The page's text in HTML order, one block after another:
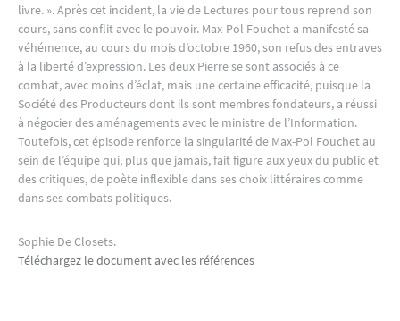
livre. ». Après cet incident, la vie de Lectures pour tous reprend son
cours, sans conflit avec le pouvoir. Max-Pol Fouchet a manifesté sa
véhémence, au cours du mois d’octobre 1960, son refus des entraves
à la liberté d’expression. Les deux Pierre se sont associés à ce
combat, avec moins d’éclat, mais une certaine efficacité, puisque la
Société des Producteurs dont ils sont membres fondateurs, a réussi
à négocier des aménagements avec le ministre de l’Information.
Toutefois, cet épisode renforce la singularité de Max-Pol Fouchet au
sein de l’équipe qui, plus que jamais, fait figure aux yeux du public et
des critiques, de poète inflexible dans ses choix littéraires comme
dans ses combats politiques.
Sophie De Closets.
Téléchargez le document avec les références